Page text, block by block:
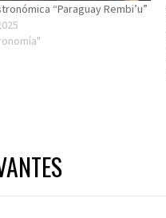
“Paraguay Rembi’u”